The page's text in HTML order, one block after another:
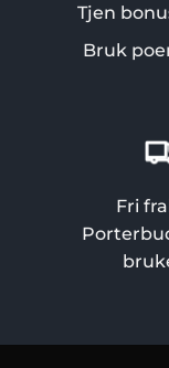
Tjen
Bruk
Fri